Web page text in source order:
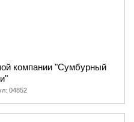
компании "Сумбурный
04852